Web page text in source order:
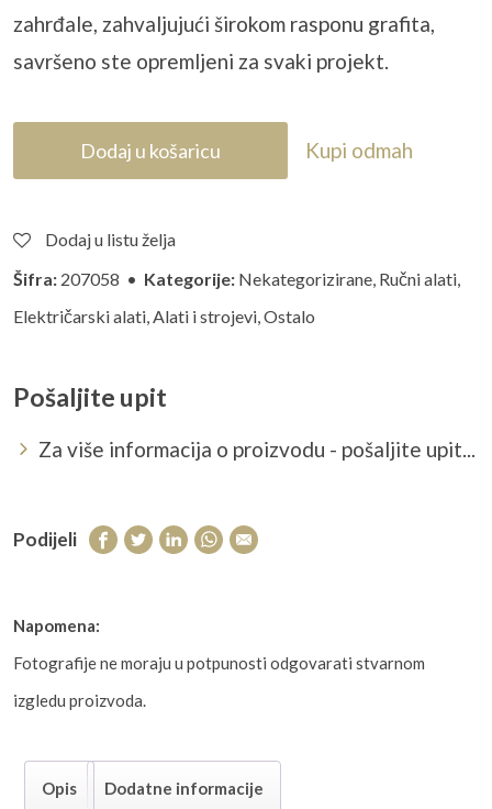
zahrđale, zahvaljujući širokom rasponu grafita,
savršeno ste opremljeni za svaki projekt.
Dodaj u košaricu Kupi odmah
Dodaj u listu želja
Šifra: 207058 • Kategorije: Nekategorizirane Ručni alati
Električarski alati Alati i strojevi Ostalo
Pošaljite upit
Za više informacija o proizvodu - pošaljite upit...
Podijeli
Napomena:
Fotografije ne moraju u potpunosti odgovarati stvarnom
izgledu proizvoda.
Opis Dodatne informacije